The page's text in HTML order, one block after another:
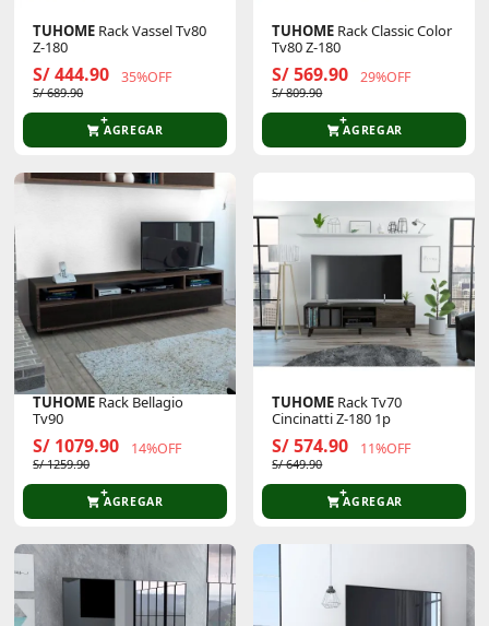
TUHOME Rack Vassel Tv80
Z-180
S/ 444.90 35%OFF
S/ 689.90
AGREGAR
TUHOME Rack Classic Color
Tv80 Z-180
S/ 569.90 29%OFF
S/ 809.90
AGREGAR
TUHOME Rack Bellagio
Tv90
S/ 1079.90 14%OFF
S/ 1259.90
AGREGAR
TUHOME Rack Tv70
Cincinatti Z-180 1p
S/ 574.90 11%OFF
S/ 649.90
AGREGAR